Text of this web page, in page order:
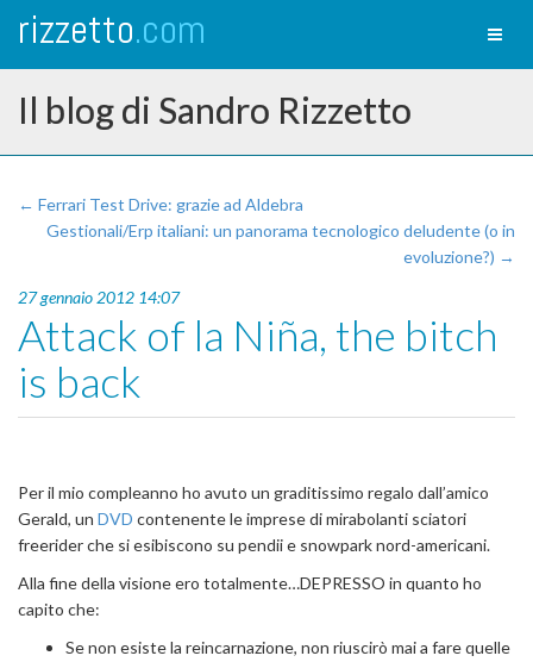
rizzetto.com
Il blog di Sandro Rizzetto
← Ferrari Test Drive: grazie ad Aldebra
Gestionali/Erp italiani: un panorama tecnologico deludente (o in
evoluzione?) →
27 gennaio 2012 14:07
Attack of la Niña, the bitch
is back
Per il mio compleanno ho avuto un graditissimo regalo dall’amico
Gerald, un DVD contenente le imprese di mirabolanti sciatori
freerider che si esibiscono su pendii e snowpark nord-americani.
Alla fine della visione ero totalmente…DEPRESSO in quanto ho
capito che:
Se non esiste la reincarnazione, non riuscirò mai a fare quelle